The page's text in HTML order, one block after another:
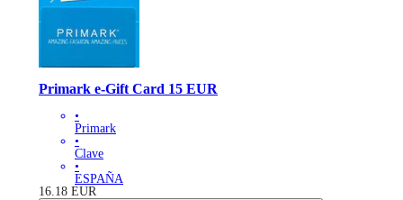
Primark e-Gift Card 15 EUR
•
Primark
•
Clave
•
ESPAÑA
16.18 EUR